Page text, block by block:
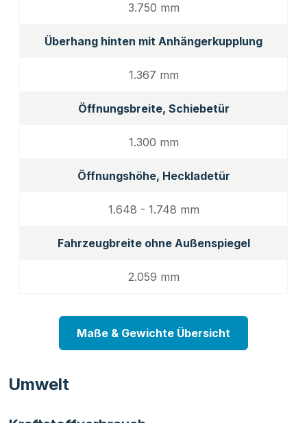
3.750 mm
Überhang hinten mit Anhängerkupplung
1.367 mm
Öffnungsbreite, Schiebetür
1.300 mm
Öffnungshöhe, Heckladetür
1.648 - 1.748 mm
Fahrzeugbreite ohne Außenspiegel
2.059 mm
Maße & Gewichte Übersicht
Umwelt